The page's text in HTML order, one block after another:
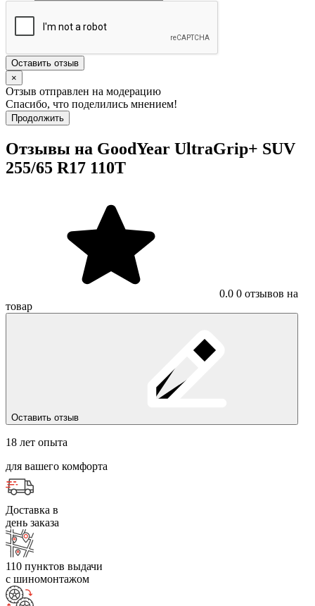
Оставить отзыв
×
Отзыв отправлен на модерацию
Спасибо, что поделились мнением!
Продолжить
Отзывы на GoodYear UltraGrip+ SUV
255/65 R17 110T
0.0 0 отзывов на
товар
Оставить отзыв
18 лет опыта
для вашего комфорта
Доставка в
день заказа
110 пунктов выдачи
с шиномонтажом